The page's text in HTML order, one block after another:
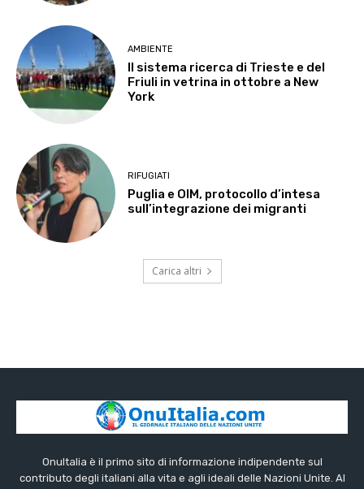
AMBIENTE
Il sistema ricerca di Trieste e del
Friuli in vetrina in ottobre a New
York
RIFUGIATI
Puglia e OIM, protocollo d’intesa
sull’integrazione dei migranti
Carica altri
OnuItalia è il primo sito di informazione indipendente sul
contributo degli italiani alla vita e agli ideali delle Nazioni Unite. Al